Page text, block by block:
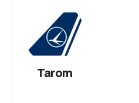
ICAO: LROP) este cel mai
România. Aeroportul Henri
afara zonei urbane a
Otopeni, județul Ilfov. În
Henri Coandă au tranzitat
Numele aeroportului a fost
până atunci el numindu-se
Tarom